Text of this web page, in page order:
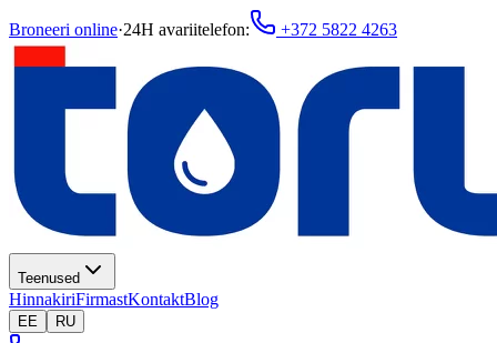
Broneeri online·24H avariitelefon: +372 5822 4263
Teenused
HinnakiriFirmastKontaktBlog
EE RU